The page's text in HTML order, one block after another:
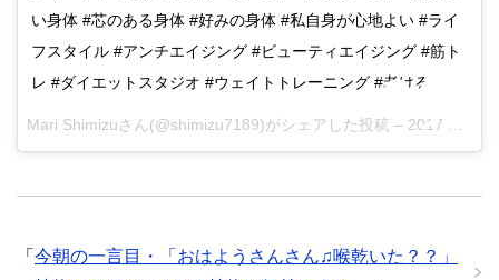
い身体 #芯のある身体 #好みの身体 #私自身が心地よい #ライ
フスタイル #アンチエイジング #ビューティエイジング #筋ト
レ #ダイエットスタジオ #ウェイトトレーニング #老ける
Mari Shimizuさん(@shimizu7189)がシェアした投稿 – 2017 Apr 2 6:36pm PDT
「 今朝の一言目・「おはようさんさん♫喉乾いた？？」